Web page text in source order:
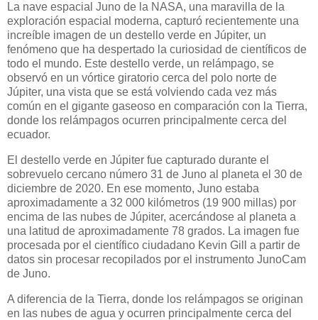
La nave espacial Juno de la NASA, una maravilla de la
exploración espacial moderna, capturó recientemente una
increíble imagen de un destello verde en Júpiter, un
fenómeno que ha despertado la curiosidad de científicos de
todo el mundo. Este destello verde, un relámpago, se
observó en un vórtice giratorio cerca del polo norte de
Júpiter, una vista que se está volviendo cada vez más
común en el gigante gaseoso en comparación con la Tierra,
donde los relámpagos ocurren principalmente cerca del
ecuador.
El destello verde en Júpiter fue capturado durante el
sobrevuelo cercano número 31 de Juno al planeta el 30 de
diciembre de 2020. En ese momento, Juno estaba
aproximadamente a 32 000 kilómetros (19 900 millas) por
encima de las nubes de Júpiter, acercándose al planeta a
una latitud de aproximadamente 78 grados. La imagen fue
procesada por el científico ciudadano Kevin Gill a partir de
datos sin procesar recopilados por el instrumento JunoCam
de Juno.
A diferencia de la Tierra, donde los relámpagos se originan
en las nubes de agua y ocurren principalmente cerca del